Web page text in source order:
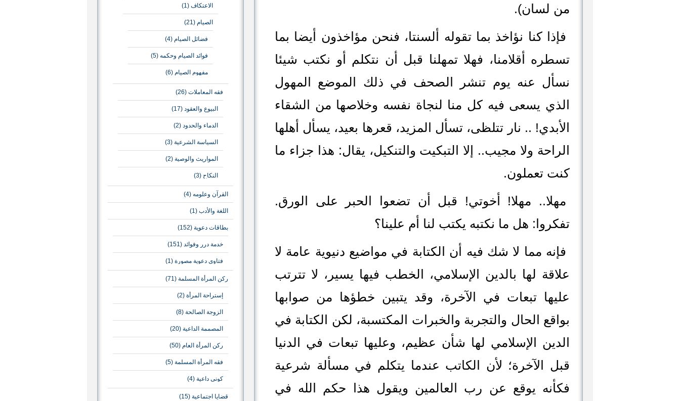
الاعتكاف (1)
الصيام (21)
فضائل الصيام (4)
فوائد الصيام وحكمه (5)
مفهوم الصيام (6)
فقه المعاملات (26)
البيوع والعقود (17)
الدماء والحدود (2)
السياسة الشرعية (3)
المواريث والوصية (2)
النكاح (3)
القرآن وعلومه (4)
اللغة والأدب (1)
بطاقات دعوية (152)
خدمة درر وفوائد (151)
فتاوى دعوية مصورة (1)
ركن المرأة المسلمة (71)
إستراحة المرأة (2)
الزوجة الصالحة (8)
المصممة الداعية (20)
ركن المرأة العام (50)
فقه المرأة المسلمة (5)
كوني داعية (4)
قضايا اجتماعية (15)
من لسان).
فإذا كنا نؤاخذ بما تقوله ألسنتا، فنحن مؤاخذون أيضا بما
تسطره أقلامنا، فهلا تمهلنا قبل أن نتكلم أو نكتب شيئا
نسأل عنه يوم تنشر الصحف في ذلك الموضع المهول
الذي يسعى فيه كل منا لنجاة نفسه وخلاصها من الشقاء
الأبدي! .. نار تتلظى، تسأل المزيد، قعرها بعيد، يسأل أهلها
الراحة ولا مجيب.. إلا التبكيت والتنكيل، يقال: هذا جزاء ما
كنت تعملون.
مهلا.. مهلا! أخوتي! قبل أن تضعوا الحبر على الورق.
تفكروا: هل ما نكتبه يكتب لنا أم علينا؟
فإنه مما لا شك فيه أن الكتابة في مواضيع دنيوية عامة لا
علاقة لها بالدين الإسلامي، الخطب فيها يسير، لا تترتب
عليها تبعات في الآخرة، وقد يتبين خطؤها من صوابها
بواقع الحال والتجربة والخبرات المكتسبة، لكن الكتابة في
الدين الإسلامي لها شأن عظيم، وعليها تبعات في الدنيا
قبل الآخرة؛ لأن الكاتب عندما يتكلم في مسألة شرعية
فكأنه يوقع عن رب العالمين ويقول هذا حكم الله في